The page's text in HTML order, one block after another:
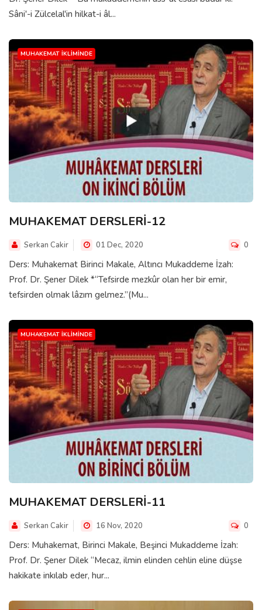
Sâni'-i Zülcelal'in hilkat-i âl...
MUHAKEMAT İKLIMINDE
MUHAKEMAT DERSLERİ-12
Serkan Cakir 01 Dec, 2020 0
Ders: Muhakemat Birinci Makale, Altıncı Mukaddeme İzah:
Prof. Dr. Şener Dilek *“Tefsirde mezkûr olan her bir emir,
tefsirden olmak lâzım gelmez.”(Mu...
MUHAKEMAT İKLIMINDE
MUHAKEMAT DERSLERİ-11
Serkan Cakir 16 Nov, 2020 0
Ders: Muhakemat, Birinci Makale, Beşinci Mukaddeme İzah:
Prof. Dr. Şener Dilek “Mecaz, ilmin elinden cehlin eline düşse
hakikate inkılab eder, hur...